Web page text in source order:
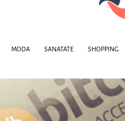
MODA SANATATE SHOPPING